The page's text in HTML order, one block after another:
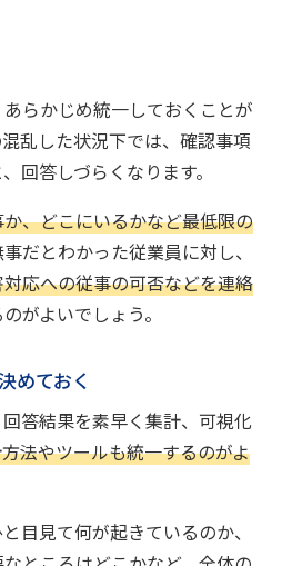
らかじめ統一しておくことが
乱した状況下では、確認事項
回答しづらくなります。
、どこにいるかなど最低限の
だとわかった従業員に対し、
応への従事の可否などを連絡
がよいでしょう。
めておく
答結果を素早く集計、可視化
法やツールも統一するのがよ
目見て何が起きているのか、